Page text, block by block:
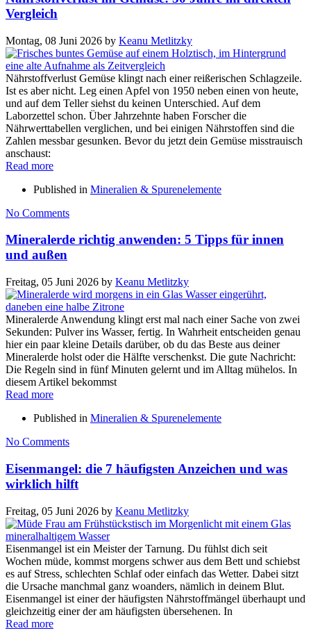
Vergleich
Montag, 08 Juni 2026 by Keanu Metlitzky
Nährstoffverlust Gemüse klingt nach einer reißerischen Schlagzeile.
Ist es aber nicht. Leg einen Apfel von 1950 neben einen von heute,
und auf dem Teller siehst du keinen Unterschied. Auf dem
Laborzettel schon. Über Jahrzehnte haben Forscher die
Nährwerttabellen verglichen, und bei einigen Nährstoffen sind die
Zahlen messbar gesunken. Bevor du jetzt dein Gemüse misstrauisch
anschaust:
Read more
Published in Mineralien & Spurenelemente
No Comments
Mineralerde richtig anwenden: 5 Tipps für innen
und außen
Freitag, 05 Juni 2026 by Keanu Metlitzky
Mineralerde Anwendung klingt erst mal nach einer Sache von zwei
Sekunden: Pulver ins Wasser, fertig. In Wahrheit entscheiden genau
hier ein paar kleine Details darüber, ob du das Beste aus deiner
Mineralerde holst oder die Hälfte verschenkst. Die gute Nachricht:
Die Regeln sind in fünf Minuten gelernt und im Alltag mühelos. In
diesem Artikel bekommst
Read more
Published in Mineralien & Spurenelemente
No Comments
Eisenmangel: die 7 häufigsten Anzeichen und was
wirklich hilft
Freitag, 05 Juni 2026 by Keanu Metlitzky
Eisenmangel ist ein Meister der Tarnung. Du fühlst dich seit
Wochen müde, kommst morgens schwer aus dem Bett und schiebst
es auf Stress, schlechten Schlaf oder einfach das Wetter. Dabei sitzt
die Ursache manchmal ganz woanders, nämlich in deinem Blut.
Eisenmangel ist einer der häufigsten Nährstoffmängel überhaupt und
gleichzeitig einer der am häufigsten übersehenen. In
Read more